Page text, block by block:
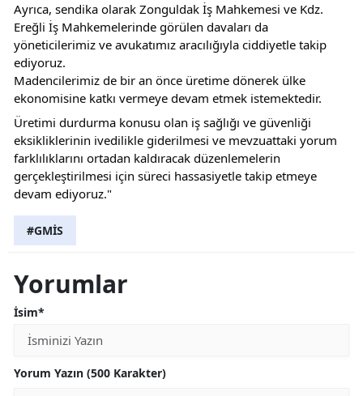
Ayrıca, sendika olarak Zonguldak İş Mahkemesi ve Kdz.
Ereğli İş Mahkemelerinde görülen davaları da
yöneticilerimiz ve avukatımız aracılığıyla ciddiyetle takip
ediyoruz.
Madencilerimiz de bir an önce üretime dönerek ülke
ekonomisine katkı vermeye devam etmek istemektedir.
Üretimi durdurma konusu olan iş sağlığı ve güvenliği
eksikliklerinin ivedilikle giderilmesi ve mevzuattaki yorum
farklılıklarını ortadan kaldıracak düzenlemelerin
gerçekleştirilmesi için süreci hassasiyetle takip etmeye
devam ediyoruz."
#GMİS
Yorumlar
İsim*
Yorum Yazın (500 Karakter)